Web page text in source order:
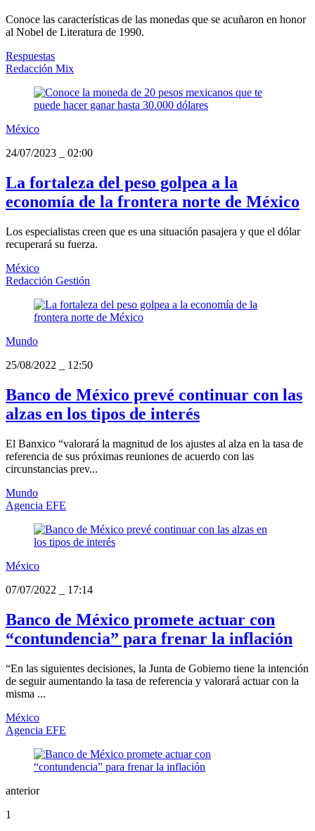
Conoce las características de las monedas que se acuñaron en honor
al Nobel de Literatura de 1990.
Respuestas
Redacción Mix
México
24/07/2023
02:00
La fortaleza del peso golpea a la
economía de la frontera norte de México
Los especialistas creen que es una situación pasajera y que el dólar
recuperará su fuerza.
México
Redacción Gestión
Mundo
25/08/2022
12:50
Banco de México prevé continuar con las
alzas en los tipos de interés
El Banxico “valorará la magnitud de los ajustes al alza en la tasa de
referencia de sus próximas reuniones de acuerdo con las
circunstancias prev...
Mundo
Agencia EFE
México
07/07/2022
17:14
Banco de México promete actuar con
“contundencia” para frenar la inflación
“En las siguientes decisiones, la Junta de Gobierno tiene la intención
de seguir aumentando la tasa de referencia y valorará actuar con la
misma ...
México
Agencia EFE
anterior
1